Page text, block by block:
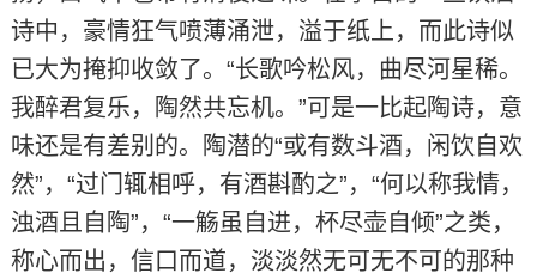
诗中，豪情狂气喷薄涌泄，溢于纸上，而此诗似
已大为掩抑收敛了。“长歌吟松风，曲尽河星稀。
我醉君复乐，陶然共忘机。”可是一比起陶诗，意
味还是有差别的。陶潜的“或有数斗酒，闲饮自欢
然”，“过门辄相呼，有酒斟酌之”，“何以称我情，
浊酒且自陶”，“一觞虽自进，杯尽壶自倾”之类，
称心而出，信口而道，淡淡然无可无不可的那种